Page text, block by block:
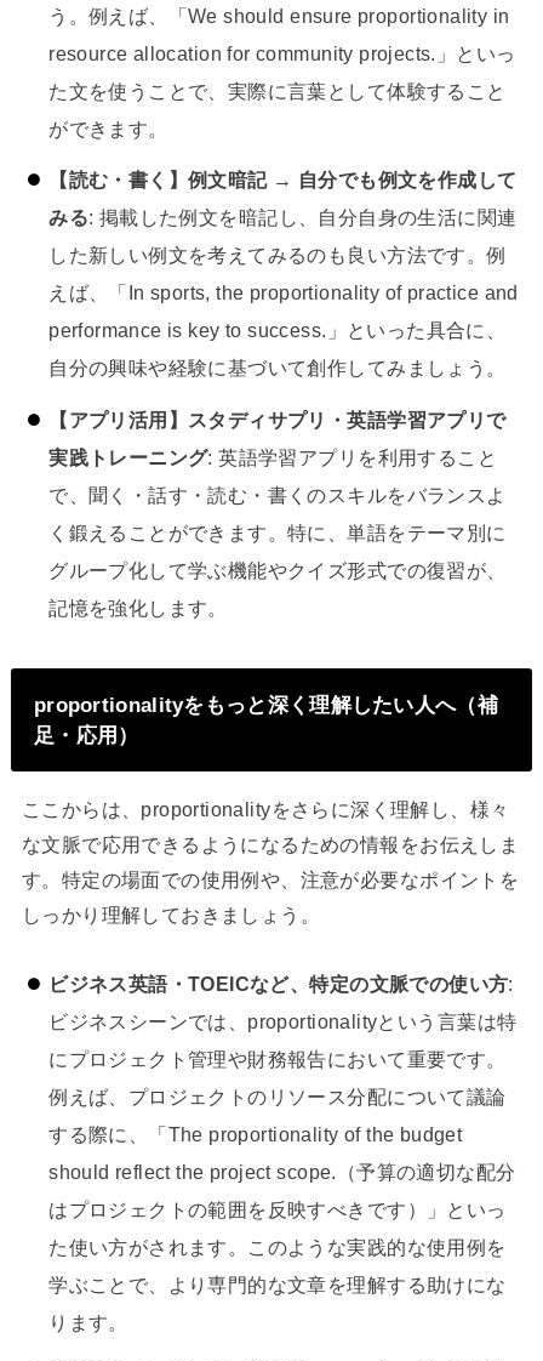
う。例えば、「We should ensure proportionality in
resource allocation for community projects.」といっ
た文を使うことで、実際に言葉として体験すること
ができます。
【読む・書く】例文暗記 → 自分でも例文を作成して
みる: 掲載した例文を暗記し、自分自身の生活に関連
した新しい例文を考えてみるのも良い方法です。例
えば、「In sports, the proportionality of practice and
performance is key to success.」といった具合に、
自分の興味や経験に基づいて創作してみましょう。
【アプリ活用】スタディサプリ・英語学習アプリで
実践トレーニング: 英語学習アプリを利用すること
で、聞く・話す・読む・書くのスキルをバランスよ
く鍛えることができます。特に、単語をテーマ別に
グループ化して学ぶ機能やクイズ形式での復習が、
記憶を強化します。
proportionalityをもっと深く理解したい人へ（補
足・応用）
ここからは、proportionalityをさらに深く理解し、様々
な文脈で応用できるようになるための情報をお伝えしま
す。特定の場面での使用例や、注意が必要なポイントを
しっかり理解しておきましょう。
ビジネス英語・TOEICなど、特定の文脈での使い方:
ビジネスシーンでは、proportionalityという言葉は特
にプロジェクト管理や財務報告において重要です。
例えば、プロジェクトのリソース分配について議論
する際に、「The proportionality of the budget
should reflect the project scope.（予算の適切な配分
はプロジェクトの範囲を反映すべきです）」といっ
た使い方がされます。このような実践的な使用例を
学ぶことで、より専門的な文章を理解する助けにな
ります。